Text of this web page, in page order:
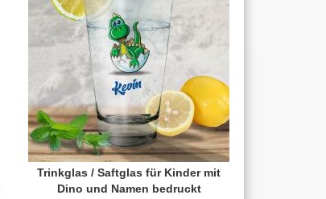
Trinkglas / Saftglas für Kinder mit
Dino und Namen bedruckt